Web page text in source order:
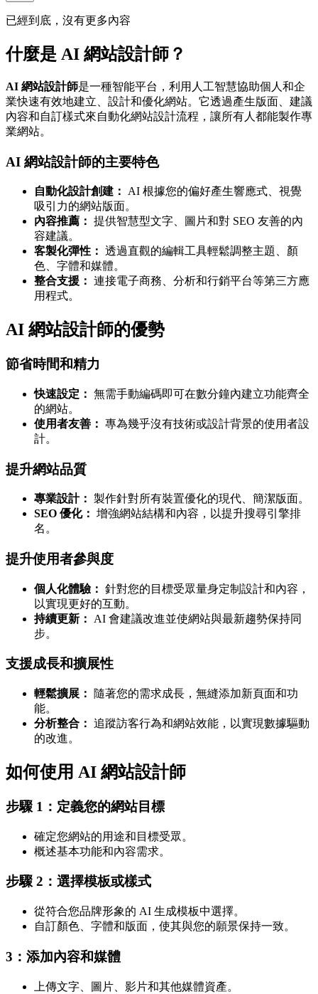
已經到底，沒有更多內容
什麼是 AI 網站設計師？
AI 網站設計師是一種智能平台，利用人工智慧協助個人和企
業快速有效地建立、設計和優化網站。它透過產生版面、建議
內容和自訂樣式來自動化網站設計流程，讓所有人都能製作專
業網站。
AI 網站設計師的主要特色
自動化設計創建：
AI 根據您的偏好產生響應式、視覺
吸引力的網站版面。
內容推薦： 提供智慧型文字、圖片和對 SEO 友善的內
容建議。
客製化彈性： 透過直觀的編輯工具輕鬆調整主題、顏
色、字體和媒體。
整合支援： 連接電子商務、分析和行銷平台等第三方應
用程式。
AI 網站設計師的優勢
節省時間和精力
快速設定： 無需手動編碼即可在數分鐘內建立功能齊全
的網站。
使用者友善： 專為幾乎沒有技術或設計背景的使用者設
計。
提升網站品質
專業設計： 製作針對所有裝置優化的現代、簡潔版面。
SEO 優化： 增強網站結構和內容，以提升搜尋引擎排
名。
提升使用者參與度
個人化體驗： 針對您的目標受眾量身定制設計和內容，
以實現更好的互動。
持續更新：
AI 會建議改進並使網站與最新趨勢保持同
步。
支援成長和擴展性
輕鬆擴展：
隨著您的需求成長，無縫添加新頁面和功
能。
分析整合： 追蹤訪客行為和網站效能，以實現數據驅動
的改進。
如何使用 AI 網站設計師
步驟 1：定義您的網站目標
確定您網站的用途和目標受眾。
概述基本功能和內容需求。
步驟 2：選擇模板或樣式
從符合您品牌形象的 AI 生成模板中選擇。
自訂顏色、字體和版面，使其與您的願景保持一致。
3：添加內容和媒體
上傳文字、圖片、影片和其他媒體資產。